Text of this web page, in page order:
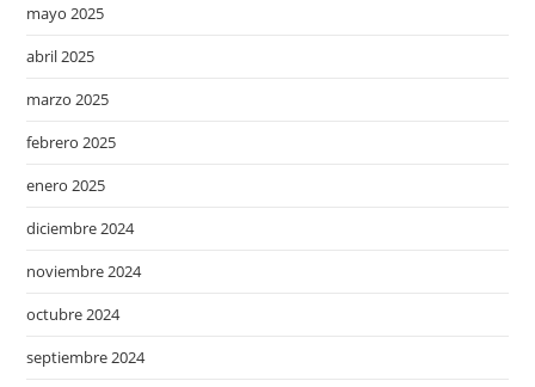
mayo 2025
abril 2025
marzo 2025
febrero 2025
enero 2025
diciembre 2024
noviembre 2024
octubre 2024
septiembre 2024